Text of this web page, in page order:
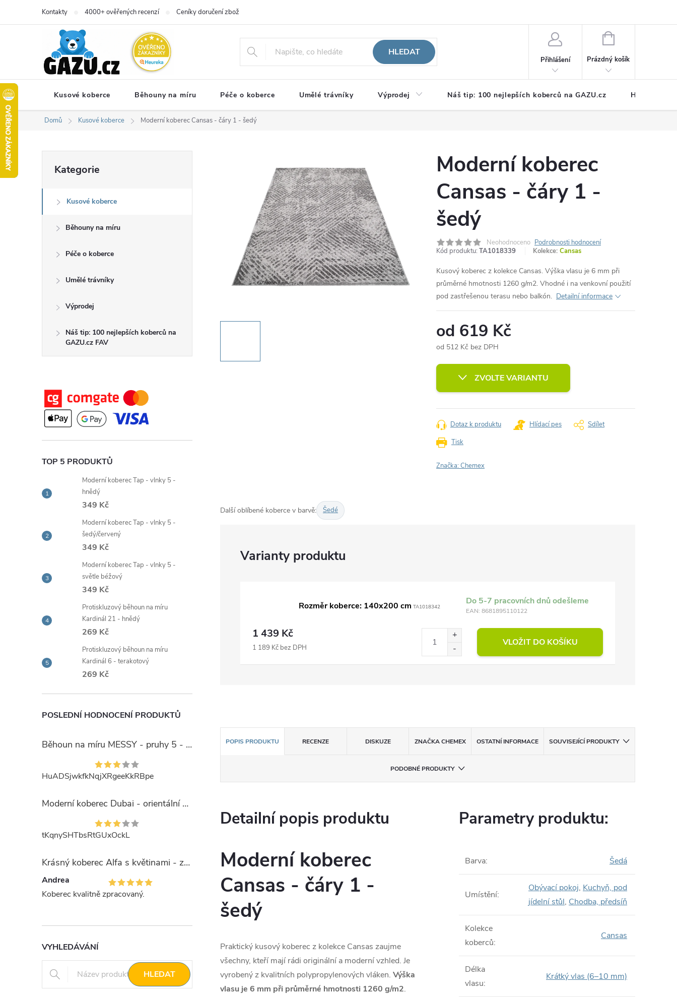
Kontakty 4000+ ověřených recenzí Ceníky doručení zboží
HLEDAT
Přihlášení
NÁKUPNÍ
Prázdný košík
Kusové koberce Běhouny na míru Péče o koberce Umělé trávníky Výprodej Náš tip: 100 nejlepších koberců na GAZU.cz Hodnocení
Domů Kusové koberce Moderní koberec Cansas - čáry 1 - šedý
o
s
í
p
a
n
e
l
kategorie
Kategorie
Kusové koberce
Běhouny na míru
Péče o koberce
Umělé trávníky
Výprodej
Náš tip: 100 nejlepších koberců na
GAZU.cz FAV
TOP 5 PRODUKTŮ
Moderní koberec Tap - vlnky 5 -
hnědý
349 Kč
Moderní koberec Tap - vlnky 5 -
šedý/červený
349 Kč
Moderní koberec Tap - vlnky 5 -
světle béžový
349 Kč
Protiskluzový běhoun na míru
Kardinál 21 - hnědý
269 Kč
Protiskluzový běhoun na míru
Kardinál 6 - terakotový
269 Kč
POSLEDNÍ HODNOCENÍ PRODUKTŮ
Běhoun na míru MESSY - pruhy 5 - béžový
HuADSjwkfkNqjXRgeeKkRBpe
Moderní koberec Dubai - orientální 6 - červený
tKqnySHTbsRtGUxOckL
Krásný koberec Alfa s květinami - zelený
Andrea
Koberec kvalitně zpracovaný.
VYHLEDÁVÁNÍ
HLEDAT
Moderní koberec
Cansas - čáry 1 -
šedý
Neohodnoceno Podrobnosti hodnocení
Kód produktu: TA1018339 Kolekce: Cansas
Kusový koberec z kolekce Cansas. Výška vlasu je 6 mm při
průměrné hmotnosti 1260 g/m2. Vhodné i na venkovní použití
pod zastřešenou terasu nebo balkón. Detailní informace
od 619 Kč
od 512 Kč bez DPH
cena:
ZVOLTE VARIANTU
Tisk
Dotaz k produktu Hlídací pes Sdílet
Značka:Chemex
Další oblíbené koberce v barvě: Šedé
Rozměr koberce: 140x200 cm TA1018342
Do 5-7 pracovních dnů odešleme
EAN: 8681895110122
1 439 Kč
1 189 Kč bez DPH VLOŽIT DO KOŠÍKU
POPIS PRODUKTU RECENZE DISKUZE ZNAČKACHEMEX OSTATNÍ INFORMACE SOUVISEJÍCÍ PRODUKTY
PODOBNÉ PRODUKTY
Detailní popis produktu
Moderní koberec
Cansas - čáry 1 -
šedý
Praktický kusový koberec z kolekce Cansas zaujme
všechny, kteří mají rádi originální a moderní vzhled. Je
vyrobený z kvalitních polypropylenových vláken. Výška
vlasu je 6 mm při průměrné hmotnosti 1260 g/m2.
Parametry produktu:
Barva: Šedá
Umístění:
Obývací pokoj, Kuchyň, pod
jídelní stůl, Chodba, předsíň
Kolekce
koberců:
Cansas
Délka
vlasu:
Krátký vlas (6–10 mm)